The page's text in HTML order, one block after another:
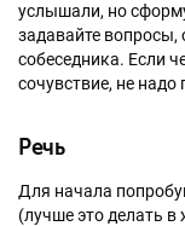
услышали, но
задавайте вопросы,
собеседника. Если
сочувствие, не
Речь
Для начала
(лучше это делать в